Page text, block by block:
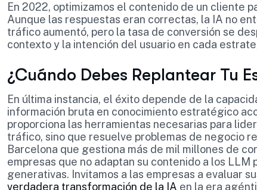
En 2022, optimizamos el contenido de un cliente
Aunque las respuestas eran correctas, la IA no
tráfico aumentó, pero la tasa de conversión se
contexto y la intención del usuario en cada
¿Cuándo Debes Replantear Tu
En última instancia, el éxito depende de la
información bruta en conocimiento estratégico
proporciona las herramientas necesarias para
tráfico, sino que resuelve problemas de negocio
Barcelona que gestiona más de mil millones de
empresas que no adaptan su contenido a los
generativas. Invitamos a las empresas a evaluar
verdadera transformación de la IA en la era